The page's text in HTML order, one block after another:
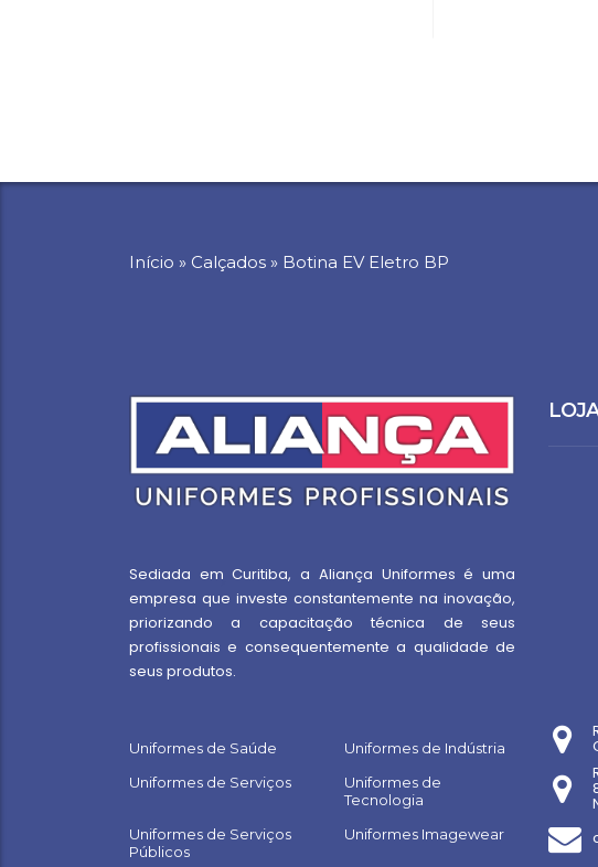
Início » Calçados » Botina EV Eletro BP
Sediada em Curitiba, a Aliança Uniformes é uma
empresa que investe constantemente na inovação,
priorizando a capacitação técnica de seus
profissionais e consequentemente a qualidade de
seus produtos.
Uniformes de Saúde
Uniformes de Indústria
Uniformes de Serviços
Uniformes de
Tecnologia
Uniformes de Serviços
Públicos
Uniformes Imagewear